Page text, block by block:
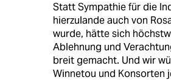
Statt Sympathie für die
hierzulande auch von
wurde, hätte sich
Ablehnung und
breit gemacht. Und wir
Winnetou und Konsorten